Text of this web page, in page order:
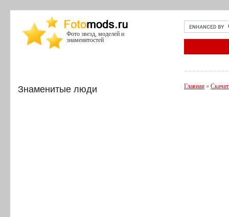
Фото звезд, моделей и
знаменитостей
Знаменитые люди Главная »